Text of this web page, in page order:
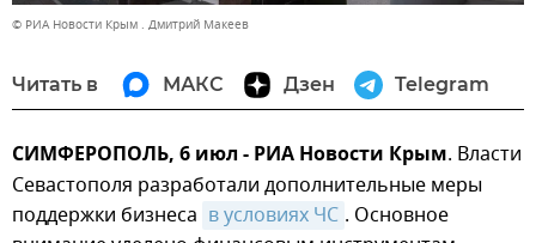
© РИА Новости Крым . Дмитрий Макеев
Читать в МАКС Дзен Telegram
СИМФЕРОПОЛЬ, 6 июл - РИА Новости Крым. Власти
Севастополя разработали дополнительные меры
поддержки бизнеса в условиях ЧС . Основное